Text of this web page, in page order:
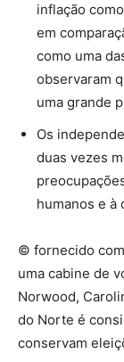
inflação
em
como uma
observaram
uma grande
Os
duas vezes
humanos e à
© fornecido com
uma cabine de
Norwood,
do Norte é
conservam